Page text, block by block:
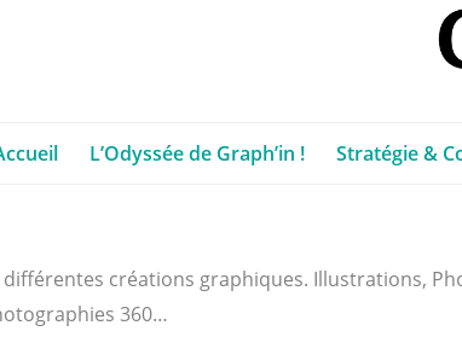
L’Odyssée de Graph’in ! Stratégie &
différentes créations graphiques. Illustrations,
360…